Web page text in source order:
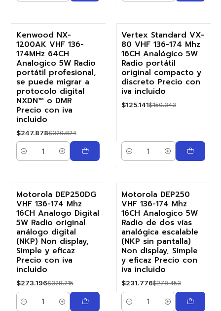
-23%
Kenwood NX-
1200AK VHF 136-
174MHz 64CH
Analogico 5W Radio
portátil profesional,
se puede migrar a
protocolo digital
NXDN™ o DMR
Precio con iva
incluido
$247.878$320.824
Cantidad
-17%
Vertex Standard VX-
80 VHF 136-174 Mhz
16CH Analógico 5W
Radio portátil
original compacto y
discreto Precio con
iva incluido
$125.141$150.343
Cantidad
-17%
Motorola DEP250DG
VHF 136-174 Mhz
16CH Analogo Digital
5W Radio original
análogo digital
(NKP) Non display,
Simple y eficaz
Precio con iva
incluido
$273.196$328.215
Cantidad
-17%
Motorola DEP250
VHF 136-174 Mhz
16CH Analogico 5W
Radio de dos vías
analógica escalable
(NKP sin pantalla)
Non display, Simple
y eficaz Precio con
iva incluido
$231.776$278.453
Cantidad